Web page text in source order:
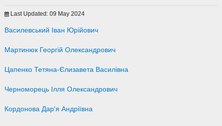
Last Updated: 09 May 2024
Василевський Іван Юрійович
Мартинюк Георгій Олександрович
Цапенко Тетяна-Єлизавета Василівна
Черноморець Ілля Олександрович
Кордонова Дар'я Андріївна